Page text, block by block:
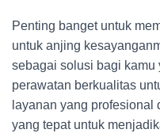
Penting banget untuk
untuk anjing
sebagai solusi bagi kamu
perawatan berkualitas
layanan yang profesional
yang tepat untuk